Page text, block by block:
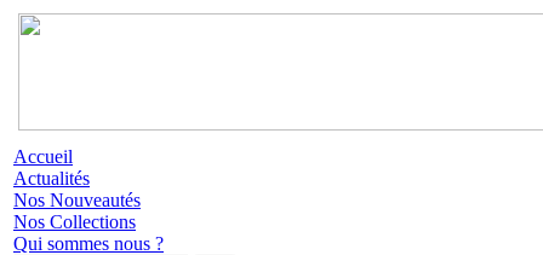
Accueil
Actualités
Nos Nouveautés
Nos Collections
Qui sommes nous ?